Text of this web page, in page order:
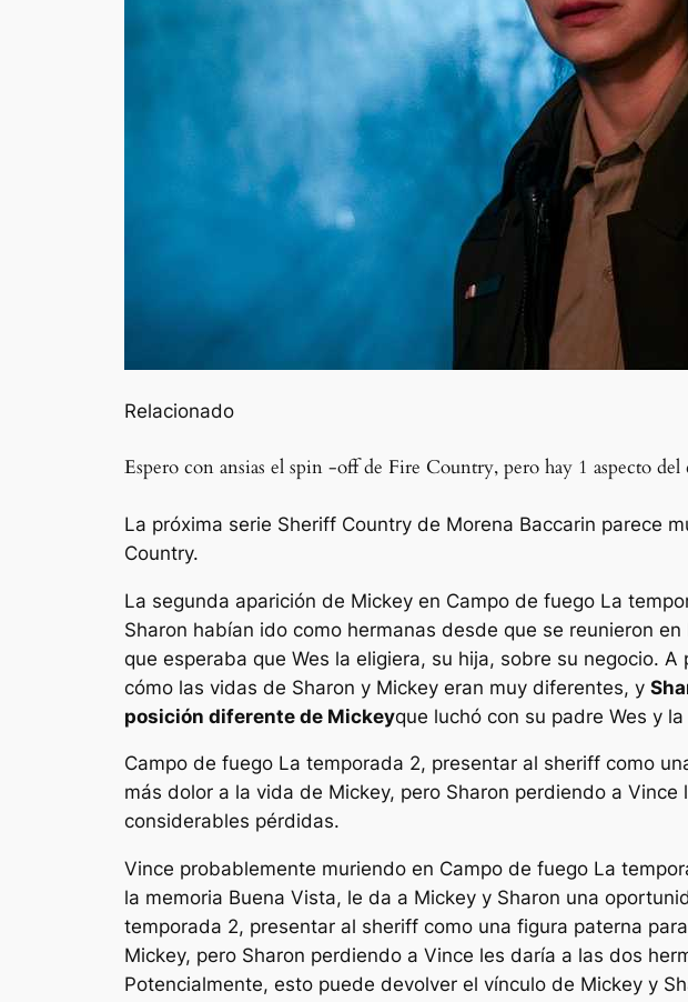
Relacionado
Espero con ansias el spin -off de Fire Country, pero hay 1 aspecto
La próxima serie Sheriff Country de Morena Baccarin parece
Country.
La segunda aparición de Mickey en Campo de fuego La
Sharon habían ido como hermanas desde que se reunieron
que esperaba que Wes la eligiera, su hija, sobre su negocio.
cómo las vidas de Sharon y Mickey eran muy diferentes, y
posición diferente de Mickeyque luchó con su padre Wes y
Campo de fuego La temporada 2, presentar al sheriff como
más dolor a la vida de Mickey, pero Sharon perdiendo a
considerables pérdidas.
Vince probablemente muriendo en Campo de fuego La
la memoria Buena Vista, le da a Mickey y Sharon una
temporada 2, presentar al sheriff como una figura paterna
Mickey, pero Sharon perdiendo a Vince les daría a las dos
Potencialmente, esto puede devolver el vínculo de Mickey y